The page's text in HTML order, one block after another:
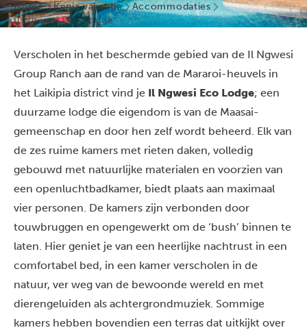
Home Kenia vakantie
Accommodaties
Il Ngwesi Eco Lodge
Verscholen in het beschermde gebied van de Il Ngwesi
Group Ranch aan de rand van de Mararoi-heuvels in
het Laikipia district vind je Il Ngwesi Eco Lodge; een
duurzame lodge die eigendom is van de Maasai-
gemeenschap en door hen zelf wordt beheerd. Elk van
de zes ruime kamers met rieten daken, volledig
gebouwd met natuurlijke materialen en voorzien van
een openluchtbadkamer, biedt plaats aan maximaal
vier personen. De kamers zijn verbonden door
touwbruggen en opengewerkt om de ‘bush’ binnen te
laten. Hier geniet je van een heerlijke nachtrust in een
comfortabel bed, in een kamer verscholen in de
natuur, ver weg van de bewoonde wereld en met
dierengeluiden als achtergrondmuziek. Sommige
kamers hebben bovendien een terras dat uitkijkt over